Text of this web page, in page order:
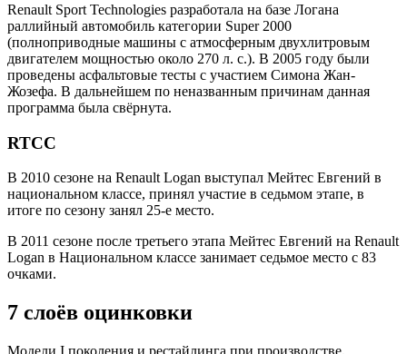
Renault Sport Technologies разработала на базе Логана
раллийный автомобиль категории Super 2000
(полноприводные машины с атмосферным двухлитровым
двигателем мощностью около 270 л. с.). В 2005 году были
проведены асфальтовые тесты с участием Симона Жан-
Жозефа. В дальнейшем по неназванным причинам данная
программа была свёрнута.
RTCC
В 2010 сезоне на Renault Logan выступал Мейтес Евгений в
национальном классе, принял участие в седьмом этапе, в
итоге по сезону занял 25-е место.
В 2011 сезоне после третьего этапа Мейтес Евгений на Renault
Logan в Национальном классе занимает седьмое место с 83
очками.
7 слоёв оцинковки